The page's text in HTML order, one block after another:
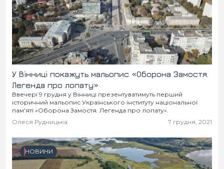
У Вінниці покажуть мальопис «Оборона Замостя.
Легенда про лопату»
Ввечері 9 грудня у Вінниці презентуватимуть перший
історичний мальопис Українського інституту національної
пам'яті «Оборона Замостя. Легенда про лопату».
Олеся Рудницька
7 грудня, 2021
НОВИНИ